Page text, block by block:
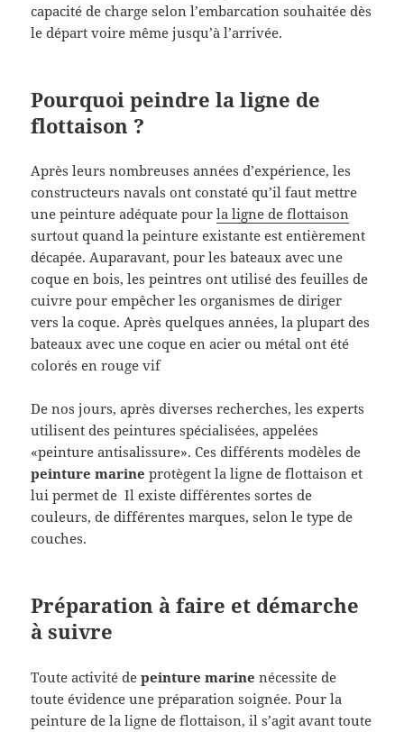
capacité de charge selon l’embarcation souhaitée dès
le départ voire même jusqu’à l’arrivée.
Pourquoi peindre la ligne de
flottaison ?
Après leurs nombreuses années d’expérience, les
constructeurs navals ont constaté qu’il faut mettre
une peinture adéquate pourla ligne de flottaison
surtout quand la peinture existante est entièrement
décapée. Auparavant, pour les bateaux avec une
coque en bois, les peintres ont utilisé des feuilles de
cuivre pour empêcher les organismes de diriger
vers la coque. Après quelques années, la plupart des
bateaux avec une coque en acier ou métal ont été
colorés en rouge vif
De nos jours, après diverses recherches, les experts
utilisent des peintures spécialisées, appelées
«peinture antisalissure». Ces différents modèles de
peinture marine protègent la ligne de flottaison et
lui permet de Il existe différentes sortes de
couleurs, de différentes marques, selon le type de
couches.
Préparation à faire et démarche
à suivre
Toute activité depeinture marine nécessite de
toute évidence une préparation soignée. Pour la
peinture de la ligne de flottaison, il s’agit avant toute